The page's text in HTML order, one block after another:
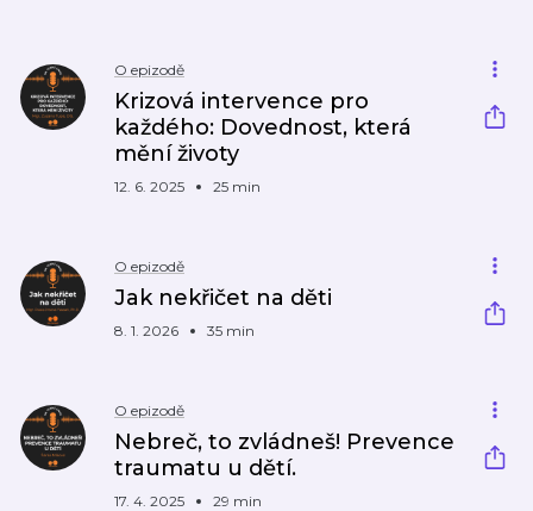
O epizodě
Krizová intervence pro
každého: Dovednost, která
mění životy
12. 6. 2025 25 min
O epizodě
Jak nekřičet na děti
8. 1. 2026 35 min
O epizodě
Nebreč, to zvládneš! Prevence
traumatu u dětí.
17. 4. 2025 29 min